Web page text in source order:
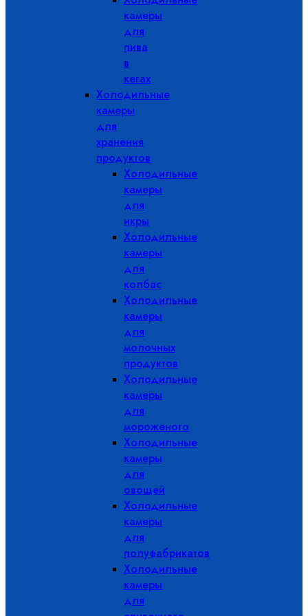
камеры
для
пива
в
кегах
Холодильные
камеры
для
хранения
продуктов
Холодильные
камеры
для
икры
Холодильные
камеры
для
колбас
Холодильные
камеры
для
молочных
продуктов
Холодильные
камеры
для
мороженого
Холодильные
камеры
для
овощей
Холодильные
камеры
для
полуфабрикатов
Холодильные
камеры
для